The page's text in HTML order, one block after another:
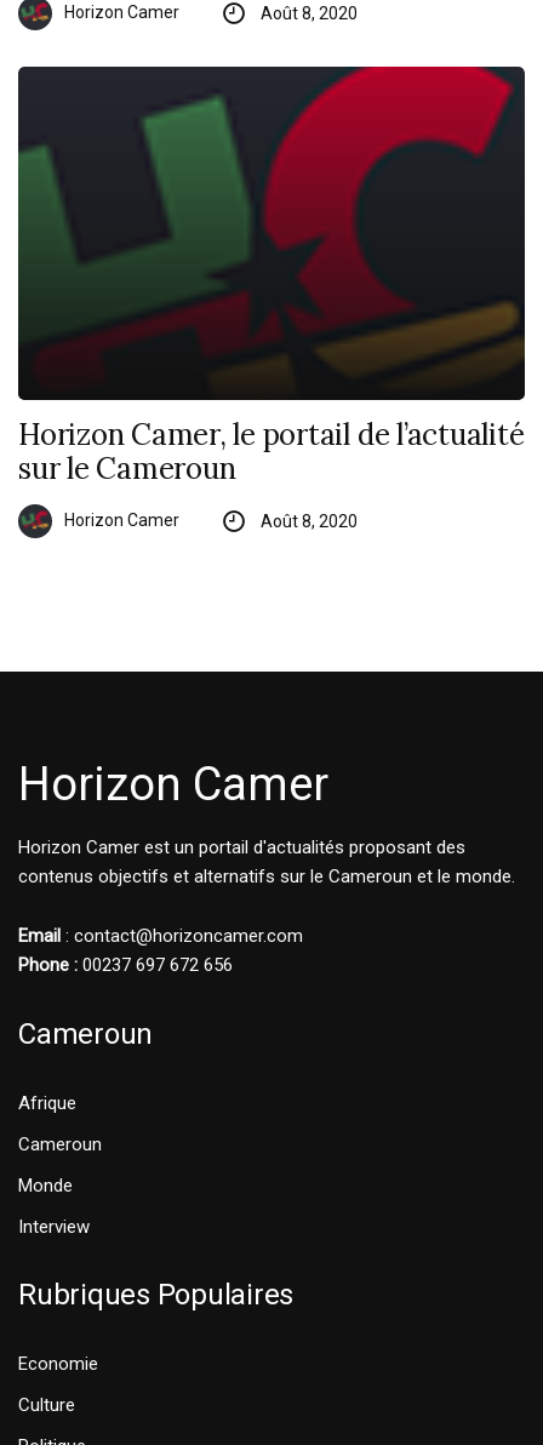
Horizon Camer Août 8, 2020
Horizon Camer, le portail de l’actualité
sur le Cameroun
Horizon Camer Août 8, 2020
Horizon Camer
Horizon Camer est un portail d'actualités proposant des
contenus objectifs et alternatifs sur le Cameroun et le monde.
Email : contact@horizoncamer.com
Phone : 00237 697 672 656
Cameroun
Afrique
Cameroun
Monde
Interview
Rubriques Populaires
Economie
Culture